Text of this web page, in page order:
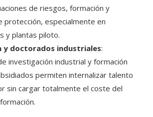
de riesgos, formación y
protección, especialmente en
y plantas piloto.
y doctorados industriales:
investigación industrial y formación
permiten internalizar talento
sin cargar totalmente el coste del